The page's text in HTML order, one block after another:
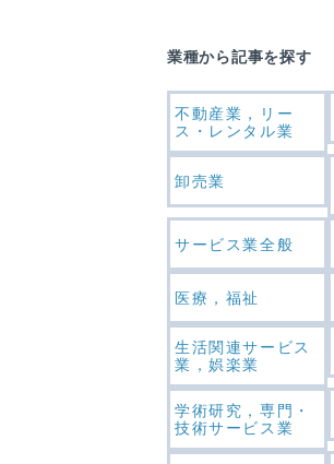
業種から記事を探す
不動産業，リー
ス・レンタル業
卸売業
サービス業全般
医療，福祉
生活関連サービス
業，娯楽業
学術研究，専門・
技術サービス業